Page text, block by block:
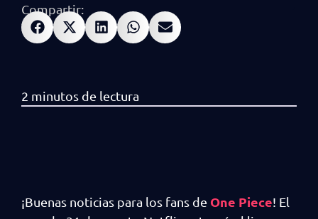
Compartir:
¡Buenas noticias para los fans de One Piece! El